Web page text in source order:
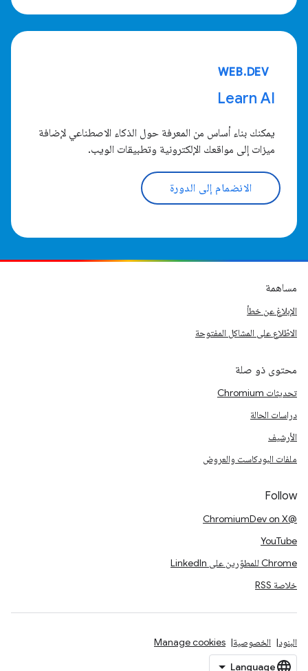
WEB.DEV
Learn AI
يمكنك بناء أساس من المعرفة حول الذكاء الاصطناعي لإضافة
ميزات إلى مواقعك الإلكترونية وتطبيقات الويب.
الانضمام إلى الدورة
مساهمة
الإبلاغ عن خطأ
الاطّلاع على المشاكل المفتوحة
محتوى ذو صلة
تحديثات Chromium
دراسات الحالة
الأرشيف
ملفات البودكاست والعروض
Follow
@ChromiumDev on X
YouTube
Chrome للمطوّرين على LinkedIn
خلاصة RSS
البنود الخصوصية Manage cookies